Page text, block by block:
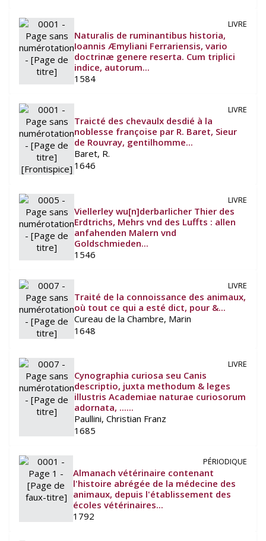
LIVRE
Naturalis de ruminantibus historia,
Ioannis Æmyliani Ferrariensis, vario
doctrinæ genere reserta. Cum triplici
indice, autorum...
1584
LIVRE
Traicté des chevaulx desdié à la
noblesse françoise par R. Baret, Sieur
de Rouvray, gentilhomme...
Baret, R.
1646
LIVRE
Viellerley wu[n]derbarlicher Thier des
Erdtrichs, Mehrs vnd des Luffts : allen
anfahenden Malern vnd
Goldschmieden...
1546
LIVRE
Traité de la connoissance des animaux,
où tout ce qui a esté dict, pour &...
Cureau de la Chambre, Marin
1648
LIVRE
Cynographia curiosa seu Canis
descriptio, juxta methodum & leges
illustris Academiae naturae curiosorum
adornata, ......
Paullini, Christian Franz
1685
PÉRIODIQUE
Almanach vétérinaire contenant
l'histoire abrégée de la médecine des
animaux, depuis l'établissement des
écoles vétérinaires...
1792